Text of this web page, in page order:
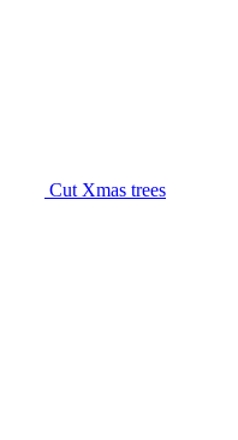
Сut Xmas trees